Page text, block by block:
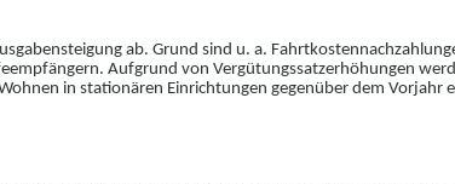
nsteigung ab. Grund sind u. a.
pfängern. Aufgrund von Vergütungssatzerhöhungen
in stationären Einrichtungen gegenüber dem Vorjahr